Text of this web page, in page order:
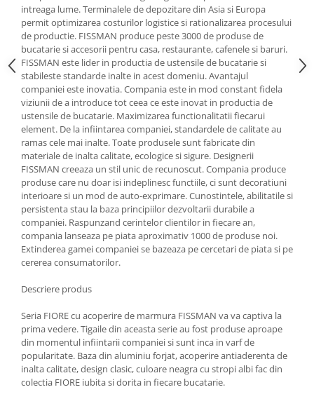
Oale si cratite
Tavi copt
Tigai
Vesela si tacamuri
Boluri
Farfurii
Scurgatoare vase
Seturi de tacamuri
Suporturi pentru tacamuri
Cani
Cesti
Pahare
Scrumiere
Seturi vesela
Suporturi pahare, cesti, cani
Untiere
Ustensile cofetarie si patiserie
Ramekin
Tavi si forme prajituri
Aparate prajituri
intreaga lume. Terminalele de depozitare din Asia si Europa
permit optimizarea costurilor logistice si rationalizarea procesului
de productie. FISSMAN produce peste 3000 de produse de
bucatarie si accesorii pentru casa, restaurante, cafenele si baruri.
FISSMAN este lider in productia de ustensile de bucatarie si
stabileste standarde inalte in acest domeniu. Avantajul
companiei este inovatia. Compania este in mod constant fidela
viziunii de a introduce tot ceea ce este inovat in productia de
ustensile de bucatarie. Maximizarea functionalitatii fiecarui
element. De la infiintarea companiei, standardele de calitate au
ramas cele mai inalte. Toate produsele sunt fabricate din
materiale de inalta calitate, ecologice si sigure. Designerii
FISSMAN creeaza un stil unic de recunoscut. Compania produce
produse care nu doar isi indeplinesc functiile, ci sunt decoratiuni
interioare si un mod de auto-exprimare. Cunostintele, abilitatile si
persistenta stau la baza principiilor dezvoltarii durabile a
companiei. Raspunzand cerintelor clientilor in fiecare an,
compania lanseaza pe piata aproximativ 1000 de produse noi.
Extinderea gamei companiei se bazeaza pe cercetari de piata si pe
cererea consumatorilor.
Descriere produs
Seria FIORE cu acoperire de marmura FISSMAN va va captiva la
prima vedere. Tigaile din aceasta serie au fost produse aproape
din momentul infiintarii companiei si sunt inca in varf de
popularitate. Baza din aluminiu forjat, acoperire antiaderenta de
inalta calitate, design clasic, culoare neagra cu stropi albi fac din
colectia FIORE iubita si dorita in fiecare bucatarie.